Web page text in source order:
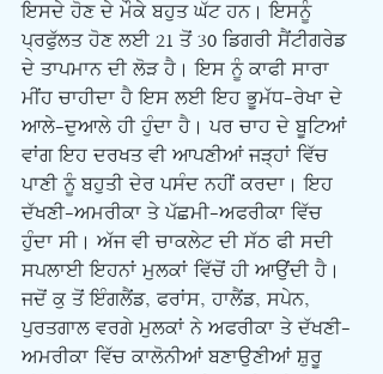
ਇਸਦੇ ਹੋਣ ਦੇ ਮੌਕੇ ਬਹੁਤ ਘੱਟ ਹਨ। ਇਸਨੂੰ
ਪ੍ਰਫੁੱਲਤ ਹੋਣ ਲਈ 21 ਤੋਂ 30 ਡਿਗਰੀ ਸੈਂਟੀਗਰੇਡ
ਦੇ ਤਾਪਮਾਨ ਦੀ ਲੋੜ ਹੈ। ਇਸ ਨੂੰ ਕਾਫੀ ਸਾਰਾ
ਮੀਂਹ ਚਾਹੀਦਾ ਹੈ ਇਸ ਲਈ ਇਹ ਭੂਮੱਧ-ਰੇਖਾ ਦੇ
ਆਲੇ-ਦੁਆਲੇ ਹੀ ਹੁੰਦਾ ਹੈ। ਪਰ ਚਾਹ ਦੇ ਬੂਟਿਆਂ
ਵਾਂਗ ਇਹ ਦਰਖਤ ਵੀ ਆਪਣੀਆਂ ਜੜ੍ਹਾਂ ਵਿੱਚ
ਪਾਣੀ ਨੂੰ ਬਹੁਤੀ ਦੇਰ ਪਸੰਦ ਨਹੀਂ ਕਰਦਾ। ਇਹ
ਦੱਖਣੀ-ਅਮਰੀਕਾ ਤੇ ਪੱਛਮੀ-ਅਫਰੀਕਾ ਵਿੱਚ
ਹੁੰਦਾ ਸੀ। ਅੱਜ ਵੀ ਚਾਕਲੇਟ ਦੀ ਸੱਠ ਫੀ ਸਦੀ
ਸਪਲਾਈ ਇਹਨਾਂ ਮੁਲਕਾਂ ਵਿੱਚੋਂ ਹੀ ਆਉਂਦੀ ਹੈ।
ਜਦੋਂ ਕੁ ਤੋਂ ਇੰਗਲੈਂਡ, ਫਰਾਂਸ, ਹਾਲੈਂਡ, ਸਪੇਨ,
ਪੁਰਤਗਾਲ ਵਰਗੇ ਮੁਲਕਾਂ ਨੇ ਅਫਰੀਕਾ ਤੇ ਦੱਖਣੀ-
ਅਮਰੀਕਾ ਵਿੱਚ ਕਾਲੋਨੀਆਂ ਬਣਾਉਣੀਆਂ ਸ਼ੁਰੂ